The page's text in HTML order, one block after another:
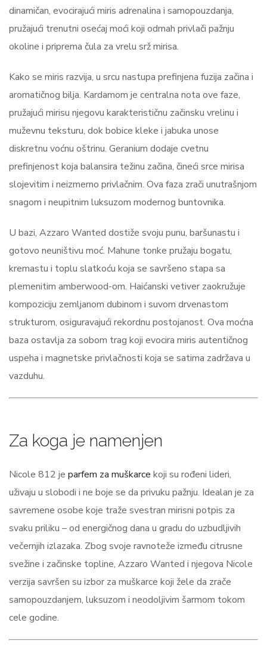
dinamičan, evocirajući miris adrenalina i samopouzdanja,
pružajući trenutni osećaj moći koji odmah privlači pažnju
okoline i priprema čula za vrelu srž mirisa.
Kako se miris razvija, u srcu nastupa prefinjena fuzija začina i
aromatičnog bilja. Kardamom je centralna nota ove faze,
pružajući mirisu njegovu karakterističnu začinsku vrelinu i
muževnu teksturu, dok bobice kleke i jabuka unose
diskretnu voćnu oštrinu. Geranium dodaje cvetnu
prefinjenost koja balansira težinu začina, čineći srce mirisa
slojevitim i neizmerno privlačnim. Ova faza zrači unutrašnjom
snagom i neupitnim luksuzom modernog buntovnika.
U bazi, Azzaro Wanted dostiže svoju punu, baršunastu i
gotovo neuništivu moć. Mahune tonke pružaju bogatu,
kremastu i toplu slatkoću koja se savršeno stapa sa
plemenitim amberwood-om. Haićanski vetiver zaokružuje
kompoziciju zemljanom dubinom i suvom drvenastom
strukturom, osiguravajući rekordnu postojanost. Ova moćna
baza ostavlja za sobom trag koji evocira miris autentičnog
uspeha i magnetske privlačnosti koja se satima zadržava u
vazduhu.
Za koga je namenjen
Nicole 812 je parfem za muškarce koji su rođeni lideri,
uživaju u slobodi i ne boje se da privuku pažnju. Idealan je za
savremene osobe koje traže svestran mirisni potpis za
svaku priliku – od energičnog dana u gradu do uzbudljivih
večernjih izlazaka. Zbog svoje ravnoteže između citrusne
svežine i začinske topline, Azzaro Wanted i njegova Nicole
verzija savršen su izbor za muškarce koji žele da zrače
samopouzdanjem, luksuzom i neodoljivim šarmom tokom
cele godine.